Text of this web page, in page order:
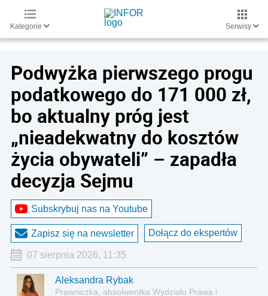
Kategorie Serwisy
Podwyżka pierwszego progu
podatkowego do 171 000 zł,
bo aktualny próg jest
„nieadekwatny do kosztów
życia obywateli” – zapadła
decyzja Sejmu
Subskrybuj nas na Youtube
Zapisz się na newsletter Dołącz do ekspertów
07 sierpnia 2026, 11:35
Aleksandra Rybak
Prawniczka, absolwentka Wydziału Prawa i